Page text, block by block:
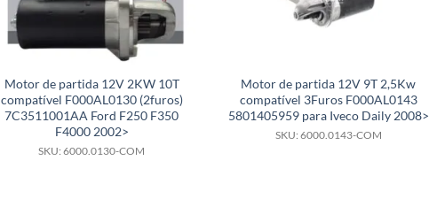
Motor de partida 12V 2KW 10T
compatível F000AL0130 (2furos)
7C3511001AA Ford F250 F350
F4000 2002>
SKU: 6000.0130-COM
Motor de partida 12V 9T 2,5Kw
compatível 3Furos F000AL0143
5801405959 para Iveco Daily 2008>
SKU: 6000.0143-COM